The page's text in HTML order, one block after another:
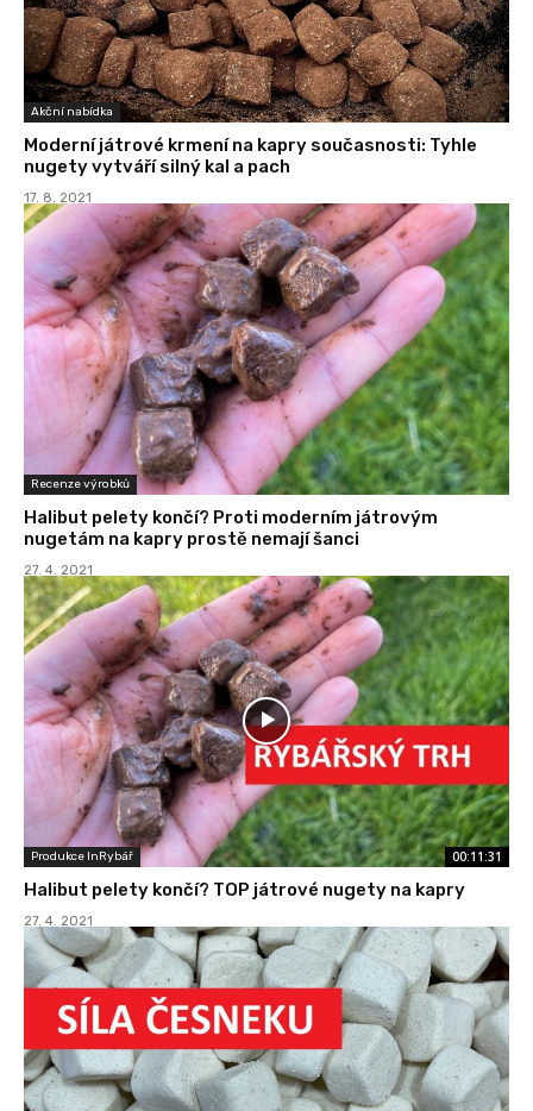
Akční nabídka
Moderní játrové krmení na kapry současnosti: Tyhle
nugety vytváří silný kal a pach
17. 8. 2021
Recenze výrobků
Halibut pelety končí? Proti moderním játrovým
nugetám na kapry prostě nemají šanci
27. 4. 2021
Produkce InRybář 00:11:31
Halibut pelety končí? TOP játrové nugety na kapry
27. 4. 2021